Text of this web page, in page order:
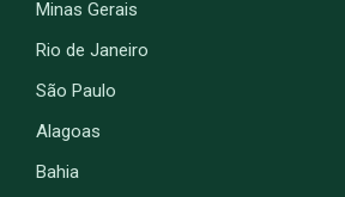
Minas Gerais
Rio de Janeiro
São Paulo
Alagoas
Bahia